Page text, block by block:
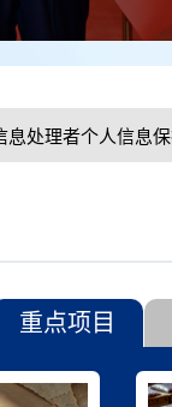
息处理者个人信息
处理者个人信息
重点项目